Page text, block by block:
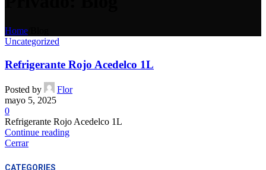
Home
Uncategorized
Refrigerante Rojo Acedelco 1L
Posted by
Flor
mayo 5, 2025
0
Refrigerante Rojo Acedelco 1L
Continue reading
Cerrar
CATEGORIES